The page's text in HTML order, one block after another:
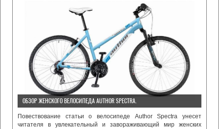
ОБЗОР ЖЕНСКОГО ВЕЛОСИПЕДА AUTHOR SPECTRA.
Повествование статьи о велосипеде Author Spectra
унесет
читателя в увлекательный и завораживающий мир женских